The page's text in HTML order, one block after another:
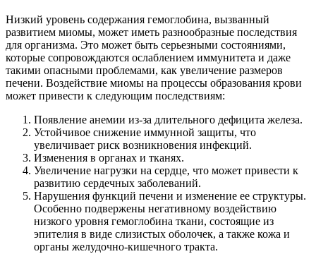
Низкий уровень содержания гемоглобина, вызванный
развитием миомы, может иметь разнообразные последствия
для организма. Это может быть серьезными состояниями,
которые сопровождаются ослаблением иммунитета и даже
такими опасными проблемами, как увеличение размеров
печени. Воздействие миомы на процессы образования крови
может привести к следующим последствиям:
Появление анемии из-за длительного дефицита железа.
Устойчивое снижение иммунной защиты, что
увеличивает риск возникновения инфекций.
Изменения в органах и тканях.
Увеличение нагрузки на сердце, что может привести к
развитию сердечных заболеваний.
Нарушения функций печени и изменение ее структуры.
Особенно подвержены негативному воздействию
низкого уровня гемоглобина ткани, состоящие из
эпителия в виде слизистых оболочек, а также кожа и
органы желудочно-кишечного тракта.